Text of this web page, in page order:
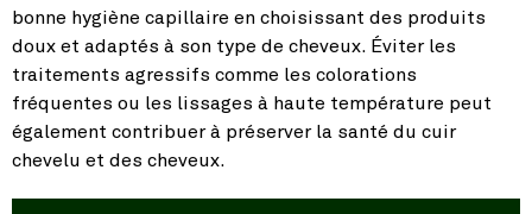
bonne hygiène capillaire en choisissant des produits
doux et adaptés à son type de cheveux. Éviter les
traitements agressifs comme les colorations
fréquentes ou les lissages à haute température peut
également contribuer à préserver la santé du cuir
chevelu et des cheveux.